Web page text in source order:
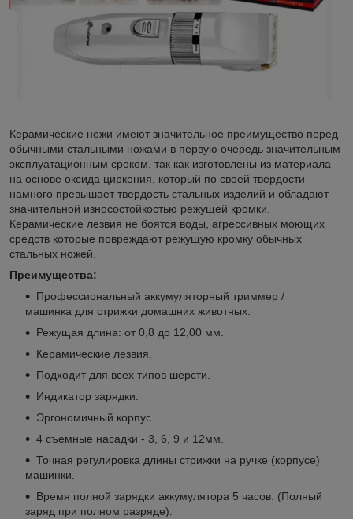
Керамические ножи имеют значительное преимущество перед
обычными стальными ножами в первую очередь значительным
эксплуатационным сроком, так как изготовлены из материала
на основе оксида циркония, который по своей твердости
намного превышает твердость стальных изделий и обладают
значительной износостойкостью режущей кромки.
Керамические лезвия не боятся воды, агрессивных моющих
средств которые повреждают режущую кромку обычных
стальных ножей.
Преимущества:
Профессиональный аккумуляторный триммер /
машинка для стрижки домашних животных.
Режущая длина: от 0,8 до 12,00 мм.
Керамические лезвия.
Подходит для всех типов шерсти.
Индикатор зарядки.
Эргономичный корпус.
4 съемные насадки - 3, 6, 9 и 12мм.
Точная регулировка длины стрижки на ручке (корпусе)
машинки.
Время полной зарядки аккумулятора 5 часов. (Полный
заряд при полном разряде).